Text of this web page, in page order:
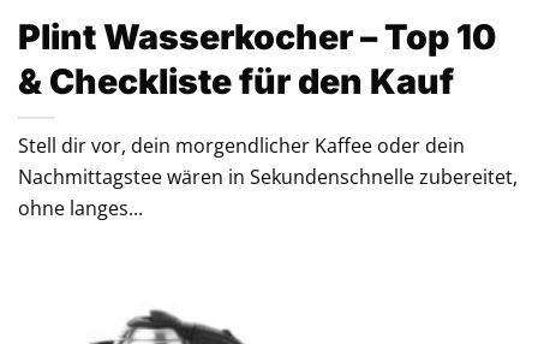
Plint Wasserkocher – Top 10
& Checkliste für den Kauf
Stell dir vor, dein morgendlicher Kaffee oder dein
Nachmittagstee wären in Sekundenschnelle zubereitet,
ohne langes...